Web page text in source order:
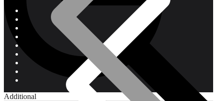
Additional